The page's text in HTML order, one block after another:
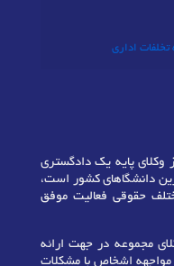
تخلفات اداری
وکلای پایه یک دادگستری
دانشگاهای کشور است،
حقوقی فعالیت موفق
مجموعه در جهت ارائه
مواجهه اشخاص با مشکلات